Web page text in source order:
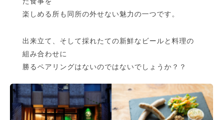
楽しめる所も同所の外せない魅力の一つです。
出来立て、そして採れたての新鮮なビールと料理の
組み合わせに
勝るペアリングはないのではないでしょうか？？